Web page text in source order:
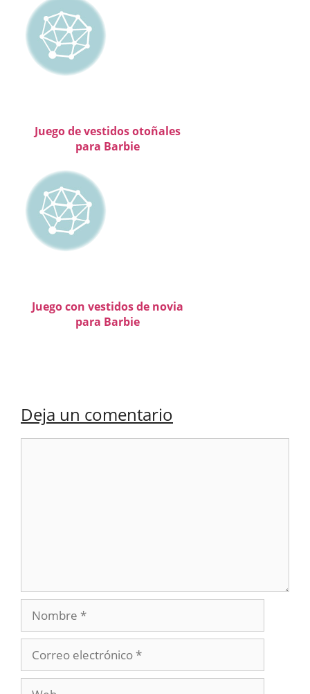
Juego de vestidos otoñales
para Barbie
Juego con vestidos de novia
para Barbie
Deja un comentario
Nombre
electrónico